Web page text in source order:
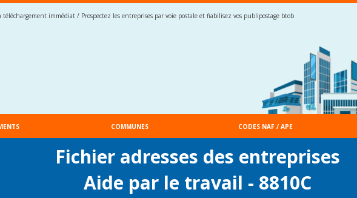
téléchargement immédiat / Prospectez les entreprises par voie postale et fiabilisez vos publipostage btob
COMMUNES CODES NAF / APE
Fichier adresses des entreprises
Aide par le travail - 8810C